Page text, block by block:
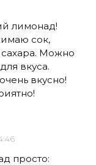
лимонад!
сок,
Можно
вкуса.
вкусно!
просто: